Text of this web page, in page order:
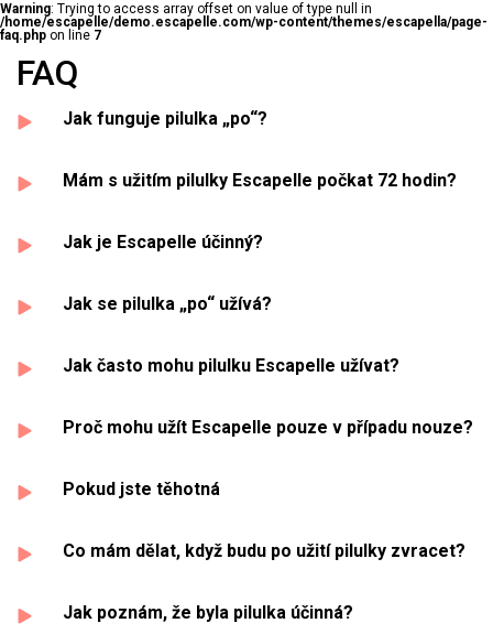
Warning: Trying to access array offset on value of type null in
/home/escapelle/demo.escapelle.com/wp-content/themes/escapella/page-
faq.php on line 7
FAQ
Jak funguje pilulka „po“?
Mám s užitím pilulky Escapelle počkat 72 hodin?
Jak je Escapelle účinný?
Jak se pilulka „po“ užívá?
Jak často mohu pilulku Escapelle užívat?
Proč mohu užít Escapelle pouze v případu nouze?
Pokud jste těhotná
Co mám dělat, když budu po užití pilulky zvracet?
Jak poznám, že byla pilulka účinná?